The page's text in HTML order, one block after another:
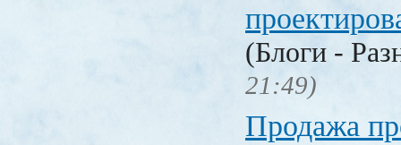
(Блоги -
21:49)
Продажа